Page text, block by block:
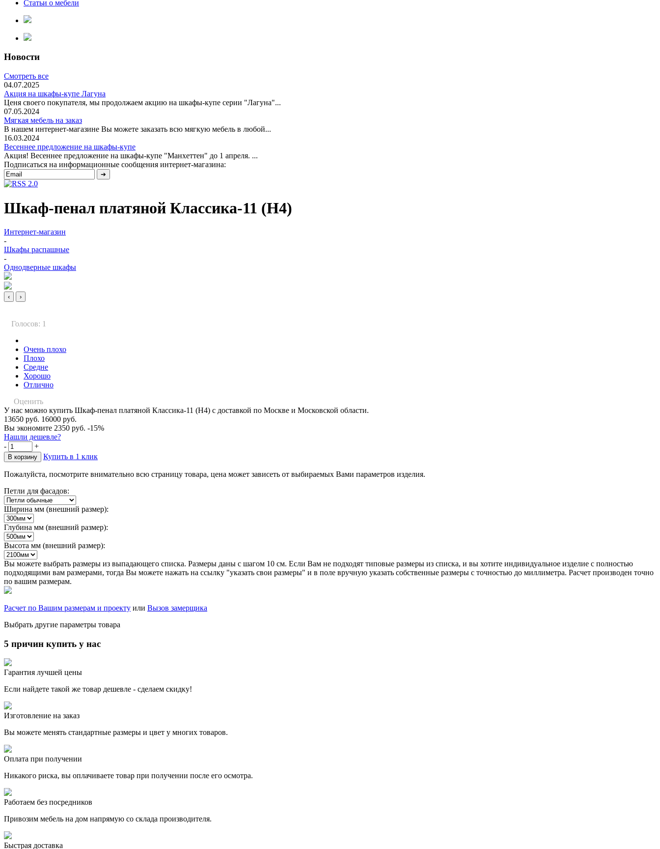
Статьи о мебели
Новости
Смотреть все
04.07.2025
Акция на шкафы-купе Лагуна
Ценя своего покупателя, мы продолжаем акцию на шкафы-купе серии "Лагуна"...
07.05.2024
Мягкая мебель на заказ
В нашем интернет-магазине Вы можете заказать всю мягкую мебель в любой...
16.03.2024
Весеннее предложение на шкафы-купе
Акция! Весеннее предложение на шкафы-купе "Манхеттен" до 1 апреля. ...
Подписаться на информационные сообщения интернет-магазина:
Шкаф-пенал платяной Классика-11 (Н4)
Интернет-магазин
-
Шкафы распашные
-
Однодверные шкафы
‹ ›
Голосов: 1
Очень плохо
Плохо
Средне
Хорошо
Отлично
Оценить
У нас можно купить Шкаф-пенал платяной Классика-11 (Н4) с доставкой по Москве и Московской области.
13650 руб. 16000 руб.
Вы экономите 2350 руб. -15%
Нашли дешевле?
-
+
Купить в 1 клик
Пожалуйста, посмотрите внимательно всю страницу товара, цена может зависеть от выбираемых Вами параметров изделия.
Петли для фасадов:
Ширина мм (внешний размер):
Глубина мм (внешний размер):
Высота мм (внешний размер):
Вы можете выбрать размеры из выпадающего списка. Размеры даны с шагом 10 см. Если Вам не подходят типовые размеры из списка, и вы хотите индивидуальное изделие с полностью
подходящими вам размерами, тогда Вы можете нажать на ссылку "указать свои размеры" и в поле вручную указать собственные размеры с точностью до миллиметра. Расчет производен точно
по вашим размерам.
Расчет по Вашим размерам и проекту или Вызов замерщика
Выбрать другие параметры товара
5 причин купить у нас
Гарантия лучшей цены
Если найдете такой же товар дешевле - сделаем скидку!
Изготовление на заказ
Вы можете менять стандартные размеры и цвет у многих товаров.
Оплата при получении
Никакого риска, вы оплачиваете товар при получении после его осмотра.
Работаем без посредников
Привозим мебель на дом напрямую со склада производителя.
Быстрая доставка